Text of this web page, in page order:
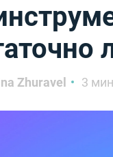
Zhuravel 3